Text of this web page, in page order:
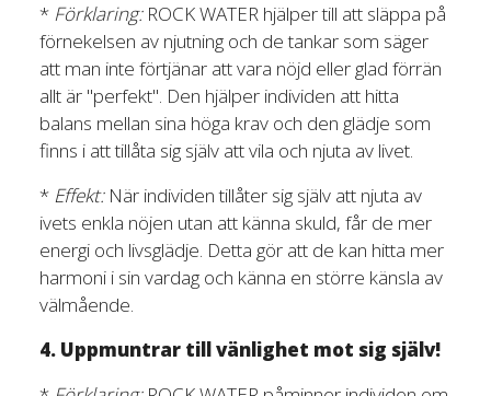
* Förklaring:ROCK WATER hjälper till att släppa på
förnekelsen av njutning och de tankar som säger
att man inte förtjänar att vara nöjd eller glad förrän
allt är "perfekt". Den hjälper individen att hitta
balans mellan sina höga krav och den glädje som
finns i att tillåta sig själv att vila och njuta av livet.
* Effekt:När individen tillåter sig själv att njuta av
ivets enkla nöjen utan att känna skuld, får de mer
energi och livsglädje. Detta gör att de kan hitta mer
harmoni i sin vardag och känna en större känsla av
välmående.
4. Uppmuntrar till vänlighet mot sig själv!